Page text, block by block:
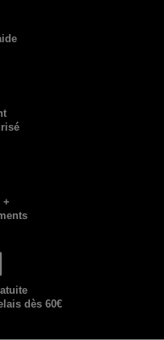
+
dès 60€